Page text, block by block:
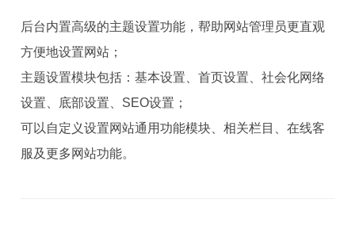
后台内置高级的主题设置功能，帮助网站管理员更直观
方便地设置网站；
主题设置模块包括：基本设置、首页设置、社会化网络
设置、底部设置、SEO设置；
可以自定义设置网站通用功能模块、相关栏目、在线客
服及更多网站功能。